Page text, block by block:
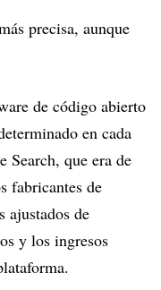
precisa, aunque
de código abierto
en cada
Search, que era de
fabricantes de
ajustados de
y los ingresos